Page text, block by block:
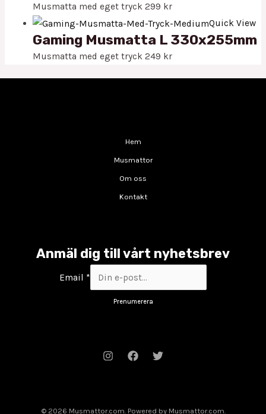
Musmatta med eget tryck 299 kr
Quick View
Gaming Musmatta L 330x255mm
Musmatta med eget tryck 249 kr
Hem
Musmattor
Om oss
Kontakt
Anmäl dig till vårt nyhetsbrev
Email *
Prenumerera
© 2026 Musmattor.com. Powered by Musmattor.com.